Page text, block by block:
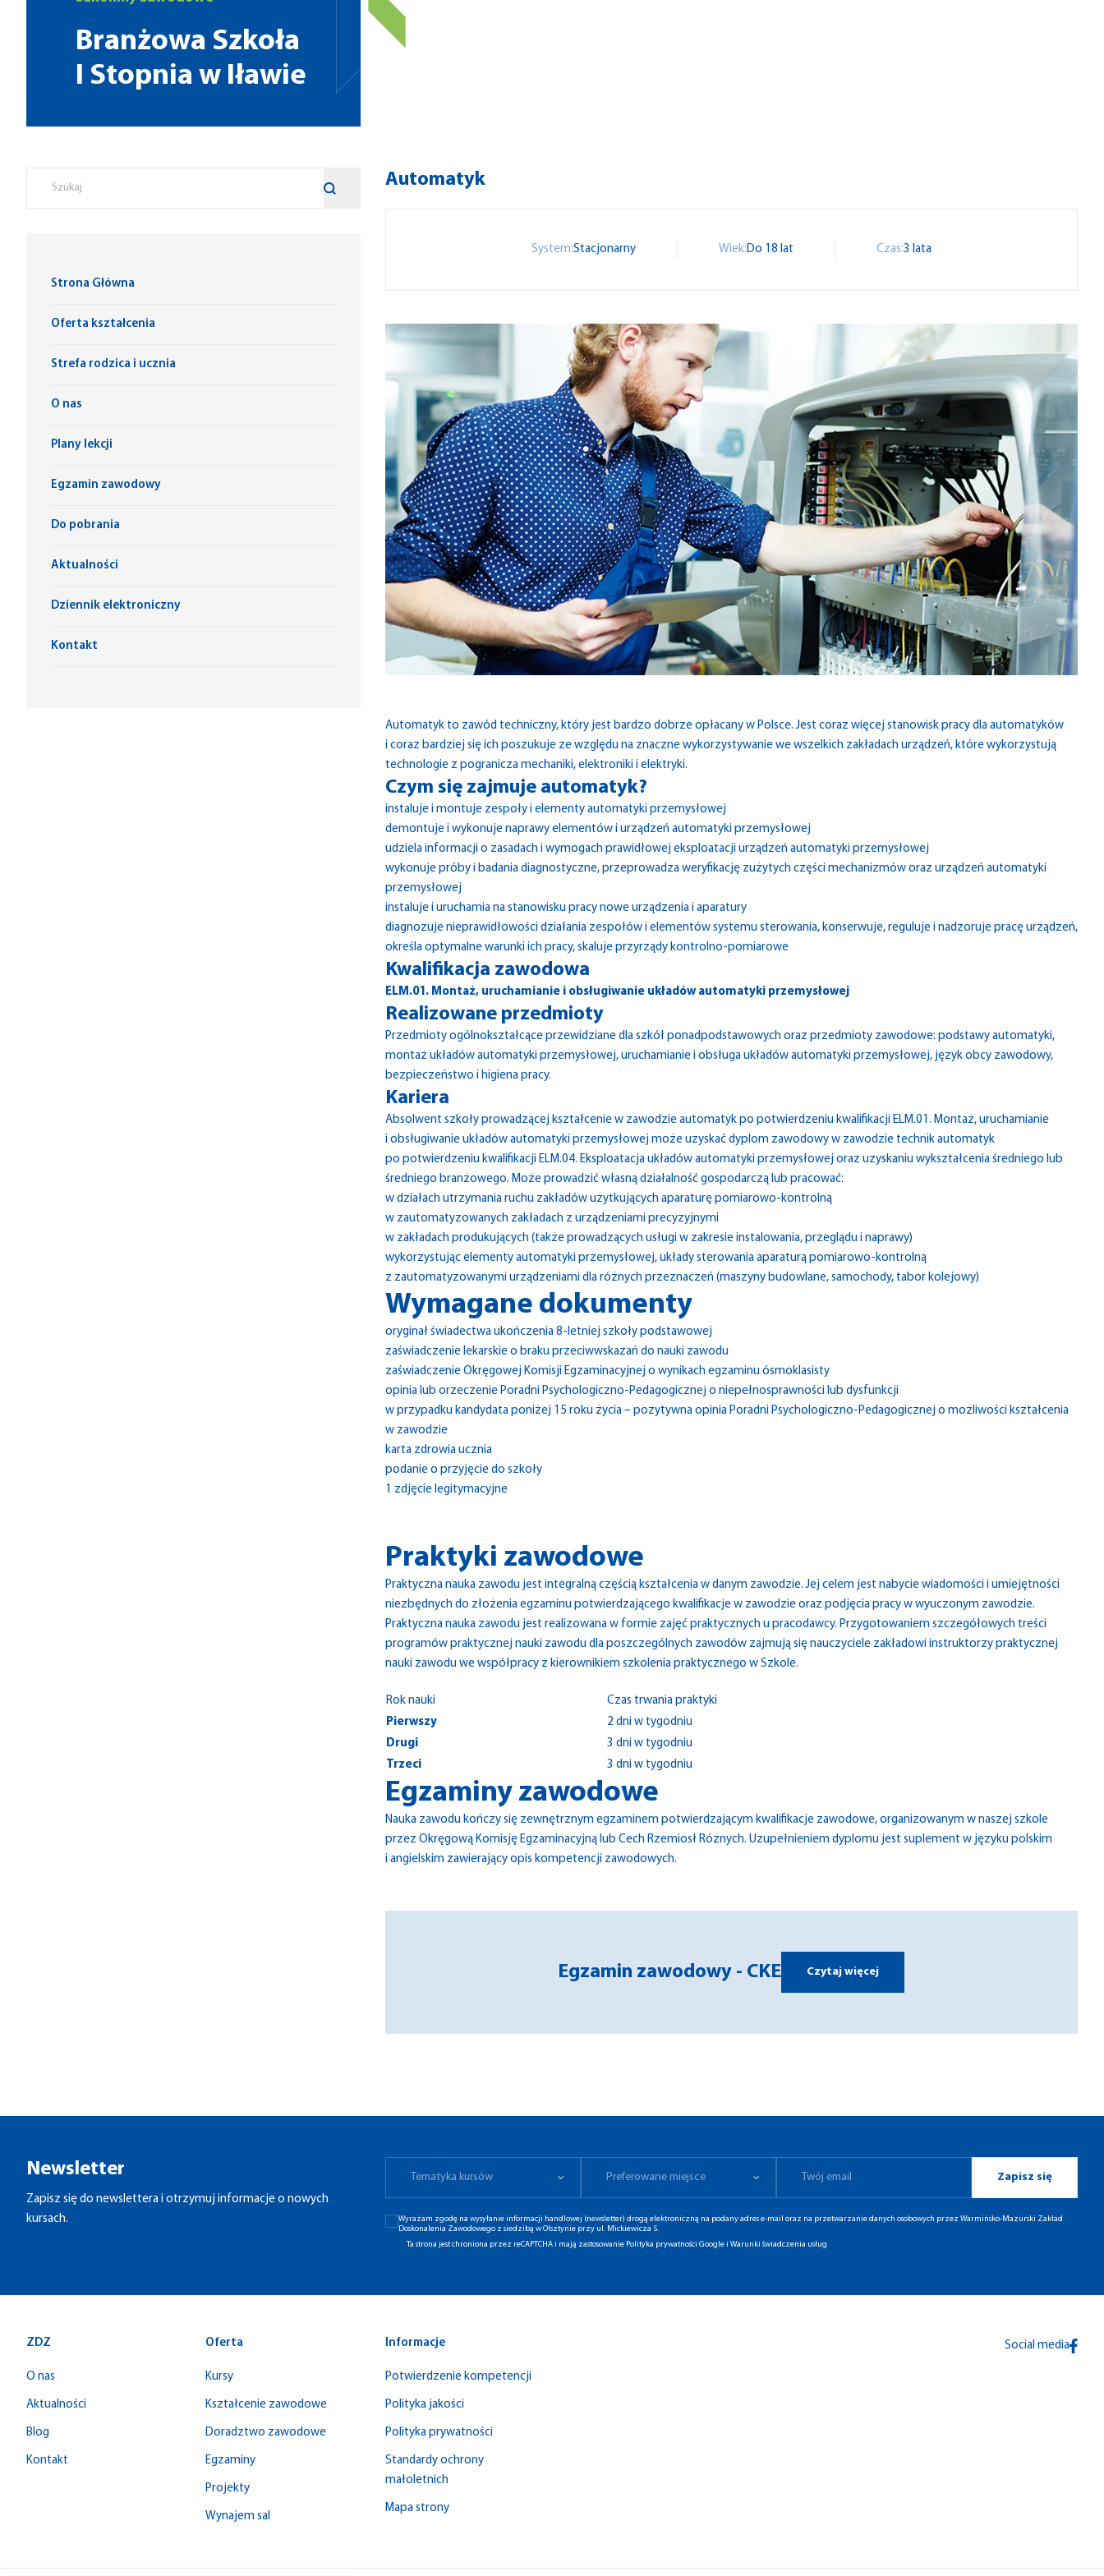
Branżowa Szkoła
I Stopnia w Iławie
Strona Główna
Oferta kształcenia
Strefa rodzica i ucznia
O nas
Plany lekcji
Egzamin zawodowy
Do pobrania
Aktualności
Dziennik elektroniczny
Kontakt
Automatyk
System:Stacjonarny Wiek:Do 18 lat Czas:3 lata
Automatyk to zawód techniczny, który jest bardzo dobrze opłacany w Polsce. Jest coraz więcej stanowisk pracy dla automatyków
i coraz bardziej się ich poszukuje ze względu na znaczne wykorzystywanie we wszelkich zakładach urządzeń, które wykorzystują
technologie z pogranicza mechaniki, elektroniki i elektryki.
Czym się zajmuje automatyk?
instaluje i montuje zespoły i elementy automatyki przemysłowej
demontuje i wykonuje naprawy elementów i urządzeń automatyki przemysłowej
udziela informacji o zasadach i wymogach prawidłowej eksploatacji urządzeń automatyki przemysłowej
wykonuje próby i badania diagnostyczne, przeprowadza weryfikację zużytych części mechanizmów oraz urządzeń automatyki
przemysłowej
instaluje i uruchamia na stanowisku pracy nowe urządzenia i aparatury
diagnozuje nieprawidłowości działania zespołów i elementów systemu sterowania, konserwuje, reguluje i nadzoruje pracę urządzeń,
określa optymalne warunki ich pracy, skaluje przyrządy kontrolno-pomiarowe
Kwalifikacja zawodowa
ELM.01. Montaż, uruchamianie i obsługiwanie układów automatyki przemysłowej
Realizowane przedmioty
Przedmioty ogólnokształcące przewidziane dla szkół ponadpodstawowych oraz przedmioty zawodowe: podstawy automatyki,
montaż układów automatyki przemysłowej, uruchamianie i obsługa układów automatyki przemysłowej, język obcy zawodowy,
bezpieczeństwo i higiena pracy.
Kariera
Absolwent szkoły prowadzącej kształcenie w zawodzie automatyk po potwierdzeniu kwalifikacji ELM.01. Montaż, uruchamianie
i obsługiwanie układów automatyki przemysłowej może uzyskać dyplom zawodowy w zawodzie technik automatyk
po potwierdzeniu kwalifikacji ELM.04. Eksploatacja układów automatyki przemysłowej oraz uzyskaniu wykształcenia średniego lub
średniego branżowego. Może prowadzić własną działalność gospodarczą lub pracować:
w działach utrzymania ruchu zakładów użytkujących aparaturę pomiarowo-kontrolną
w zautomatyzowanych zakładach z urządzeniami precyzyjnymi
w zakładach produkujących (także prowadzących usługi w zakresie instalowania, przeglądu i naprawy)
wykorzystując elementy automatyki przemysłowej, układy sterowania aparaturą pomiarowo-kontrolną
z zautomatyzowanymi urządzeniami dla różnych przeznaczeń (maszyny budowlane, samochody, tabor kolejowy)
Wymagane dokumenty
oryginał świadectwa ukończenia 8-letniej szkoły podstawowej
zaświadczenie lekarskie o braku przeciwwskazań do nauki zawodu
zaświadczenie Okręgowej Komisji Egzaminacyjnej o wynikach egzaminu ósmoklasisty
opinia lub orzeczenie Poradni Psychologiczno-Pedagogicznej o niepełnosprawności lub dysfunkcji
w przypadku kandydata poniżej 15 roku życia – pozytywna opinia Poradni Psychologiczno-Pedagogicznej o możliwości kształcenia
w zawodzie
karta zdrowia ucznia
podanie o przyjęcie do szkoły
1 zdjęcie legitymacyjne
Praktyki zawodowe
Praktyczna nauka zawodu jest integralną częścią kształcenia w danym zawodzie. Jej celem jest nabycie wiadomości i umiejętności
niezbędnych do złożenia egzaminu potwierdzającego kwalifikacje w zawodzie oraz podjęcia pracy w wyuczonym zawodzie.
Praktyczna nauka zawodu jest realizowana w formie zajęć praktycznych u pracodawcy. Przygotowaniem szczegółowych treści
programów praktycznej nauki zawodu dla poszczególnych zawodów zajmują się nauczyciele zakładowi instruktorzy praktycznej
nauki zawodu we współpracy z kierownikiem szkolenia praktycznego w Szkole.
Rok nauki
Czas trwania praktyki
Pierwszy
2 dni w tygodniu
Drugi
3 dni w tygodniu
Trzeci
3 dni w tygodniu
Egzaminy zawodowe
Nauka zawodu kończy się zewnętrznym egzaminem potwierdzającym kwalifikacje zawodowe, organizowanym w naszej szkole
przez Okręgową Komisję Egzaminacyjną lub Cech Rzemiosł Różnych. Uzupełnieniem dyplomu jest suplement w języku polskim
i angielskim zawierający opis kompetencji zawodowych.
Egzamin zawodowy - CKE Czytaj więcej
Newsletter
Zapisz się do newslettera i otrzymuj informacje o nowych
kursach.
Tematyka kursów
Preferowane miejsce
Zapisz się
Wyrażam zgodę na wysyłanie informacji handlowej (newsletter) drogą elektroniczną na podany adres e-mail oraz na przetwarzanie danych osobowych przez Warmińsko-Mazurski Zakład
Doskonalenia Zawodowego z siedzibą w Olsztynie przy ul. Mickiewicza 5.
Ta strona jest chroniona przez reCAPTCHA i mają zastosowanie Polityka prywatności Googlei Warunki świadczenia usług
ZDZ
O nas
Aktualności
Blog
Kontakt
Oferta
Kursy
Kształcenie zawodowe
Doradztwo zawodowe
Egzaminy
Projekty
Wynajem sal
Informacje
Potwierdzenie kompetencji
Polityka jakości
Polityka prywatności
Standardy ochrony
małoletnich
Mapa strony
Social media